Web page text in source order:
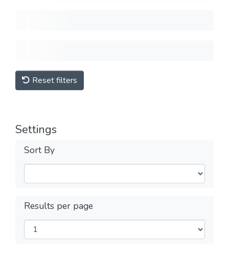
Reset filters
Settings
Sort By
Results per page